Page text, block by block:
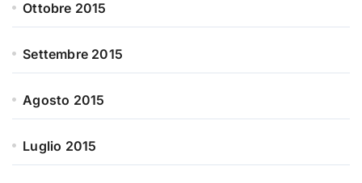
Ottobre 2015
Settembre 2015
Agosto 2015
Luglio 2015